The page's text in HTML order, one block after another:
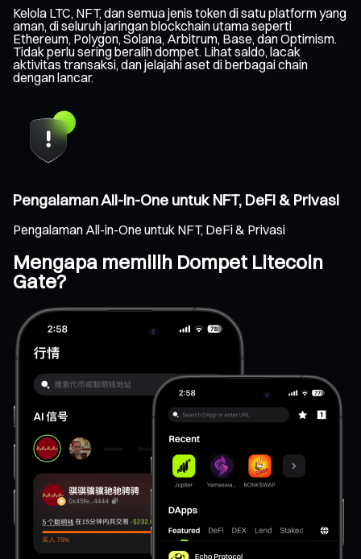
Kelola LTC, NFT, dan semua jenis token di satu platform yang
aman, di seluruh jaringan blockchain utama seperti
Ethereum, Polygon, Solana, Arbitrum, Base, dan Optimism.
Tidak perlu sering beralih dompet. Lihat saldo, lacak
aktivitas transaksi, dan jelajahi aset di berbagai chain
dengan lancar.
Pengalaman All-in-One untuk NFT, DeFi & Privasi
Pengalaman All-in-One untuk NFT, DeFi & Privasi
Mengapa memilih Dompet Litecoin
Gate?